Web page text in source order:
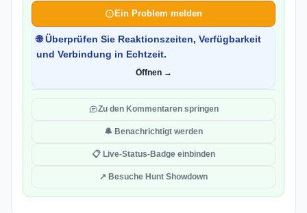
Ein Problem melden
🌐 Überprüfen Sie Reaktionszeiten, Verfügbarkeit
und Verbindung in Echtzeit.
Öffnen →
Zu den Kommentaren springen
🔔 Benachrichtigt werden
📋 Live-Status-Badge einbinden
↗ Besuche Hunt Showdown